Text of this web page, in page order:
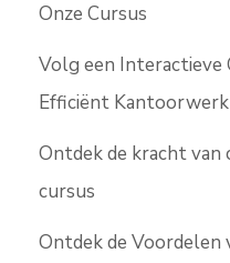
Onze Cursus
Volg een
Efficiënt Kantoorwerk
Ontdek de kracht
cursus
Ontdek de Voordelen